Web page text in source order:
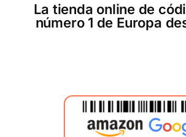
La tienda online de
número 1 de Europa